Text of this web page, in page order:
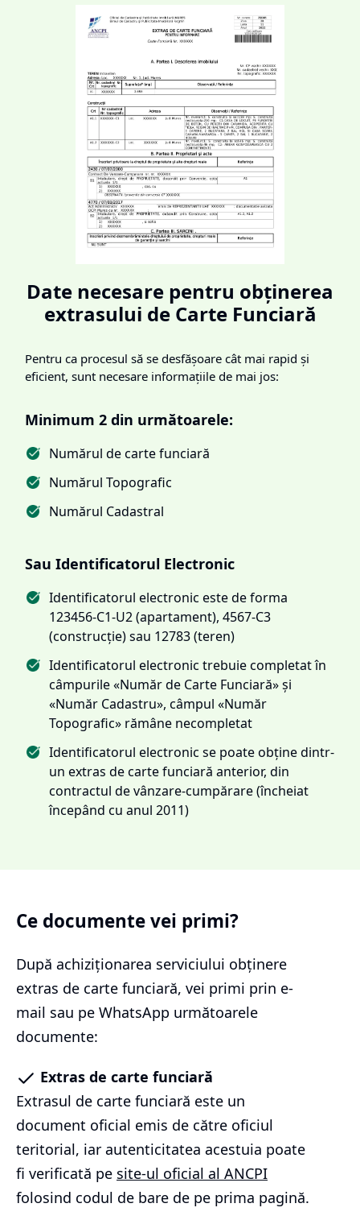
Date necesare pentru obținerea
extrasului de Carte Funciară
Pentru ca procesul să se desfășoare cât mai rapid și
eficient, sunt necesare informațiile de mai jos:
Minimum 2 din următoarele:
Numărul de carte funciară
Numărul Topografic
Numărul Cadastral
Sau Identificatorul Electronic
Identificatorul electronic este de forma
123456-C1-U2 (apartament), 4567-C3
(construcție) sau 12783 (teren)
Identificatorul electronic trebuie completat în
câmpurile «Număr de Carte Funciară» și
«Număr Cadastru», câmpul «Număr
Topografic» rămâne necompletat
Identificatorul electronic se poate obține dintr-
un extras de carte funciară anterior, din
contractul de vânzare-cumpărare (încheiat
începând cu anul 2011)
Ce documente vei primi?
După achiziționarea serviciului obținere
extras de carte funciară, vei primi prin e-
mail sau pe WhatsApp următoarele
documente:
Extras de carte funciară
Extrasul de carte funciară este un
document oficial emis de către oficiul
teritorial, iar autenticitatea acestuia poate
fi verificată pe site-ul oficial al ANCPI
folosind codul de bare de pe prima pagină.